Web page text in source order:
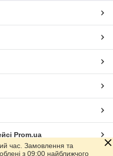
Prom.ua
час. Замовлення та
з 09:00 найближчого